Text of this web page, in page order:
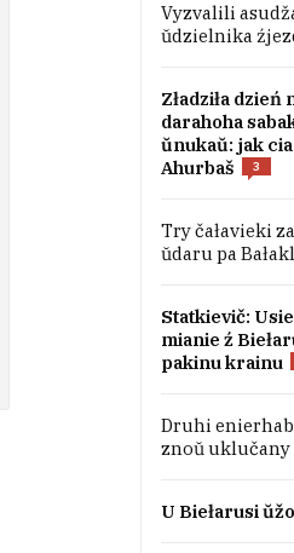
Vyzvalili
ŭdzielnika
Zładziła
darahoha
ŭnukaŭ: jak
Ahurbaš
3
Try čałavieki
ŭdaru pa
Statkievič:
mianie ź
pakinu krainu
Druhi
znoŭ uklučany
U Biełarusi